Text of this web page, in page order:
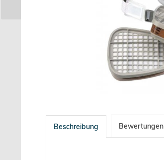
Beschreibung Bewertungen